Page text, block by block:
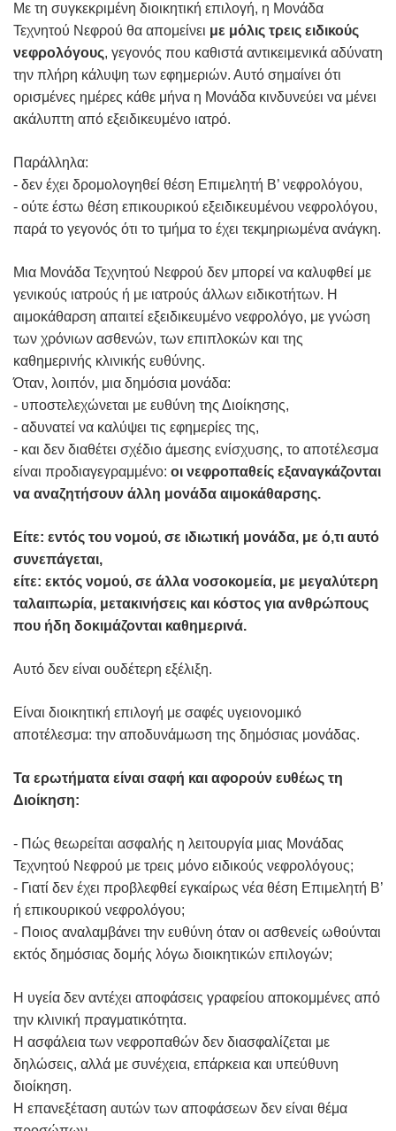
Με τη συγκεκριμένη διοικητική επιλογή, η Μονάδα
Τεχνητού Νεφρού θα απομείνει με μόλις τρεις ειδικούς
νεφρολόγους, γεγονός που καθιστά αντικειμενικά αδύνατη
την πλήρη κάλυψη των εφημεριών. Αυτό σημαίνει ότι
ορισμένες ημέρες κάθε μήνα η Μονάδα κινδυνεύει να μένει
ακάλυπτη από εξειδικευμένο ιατρό.
Παράλληλα:
- δεν έχει δρομολογηθεί θέση Επιμελητή Β’ νεφρολόγου,
- ούτε έστω θέση επικουρικού εξειδικευμένου νεφρολόγου,
παρά το γεγονός ότι το τμήμα το έχει τεκμηριωμένα ανάγκη.
Μια Μονάδα Τεχνητού Νεφρού δεν μπορεί να καλυφθεί με
γενικούς ιατρούς ή με ιατρούς άλλων ειδικοτήτων. Η
αιμοκάθαρση απαιτεί εξειδικευμένο νεφρολόγο, με γνώση
των χρόνιων ασθενών, των επιπλοκών και της
καθημερινής κλινικής ευθύνης.
Όταν, λοιπόν, μια δημόσια μονάδα:
- υποστελεχώνεται με ευθύνη της Διοίκησης,
- αδυνατεί να καλύψει τις εφημερίες της,
- και δεν διαθέτει σχέδιο άμεσης ενίσχυσης, το αποτέλεσμα
είναι προδιαγεγραμμένο: οι νεφροπαθείς εξαναγκάζονται
να αναζητήσουν άλλη μονάδα αιμοκάθαρσης.
Είτε: εντός του νομού, σε ιδιωτική μονάδα, με ό,τι αυτό
συνεπάγεται,
είτε: εκτός νομού, σε άλλα νοσοκομεία, με μεγαλύτερη
ταλαιπωρία, μετακινήσεις και κόστος για ανθρώπους
που ήδη δοκιμάζονται καθημερινά.
Αυτό δεν είναι ουδέτερη εξέλιξη.
Είναι διοικητική επιλογή με σαφές υγειονομικό
αποτέλεσμα: την αποδυνάμωση της δημόσιας μονάδας.
Τα ερωτήματα είναι σαφή και αφορούν ευθέως τη
Διοίκηση:
- Πώς θεωρείται ασφαλής η λειτουργία μιας Μονάδας
Τεχνητού Νεφρού με τρεις μόνο ειδικούς νεφρολόγους;
- Γιατί δεν έχει προβλεφθεί εγκαίρως νέα θέση Επιμελητή Β’
ή επικουρικού νεφρολόγου;
- Ποιος αναλαμβάνει την ευθύνη όταν οι ασθενείς ωθούνται
εκτός δημόσιας δομής λόγω διοικητικών επιλογών;
Η υγεία δεν αντέχει αποφάσεις γραφείου αποκομμένες από
την κλινική πραγματικότητα.
Η ασφάλεια των νεφροπαθών δεν διασφαλίζεται με
δηλώσεις, αλλά με συνέχεια, επάρκεια και υπεύθυνη
διοίκηση.
Η επανεξέταση αυτών των αποφάσεων δεν είναι θέμα